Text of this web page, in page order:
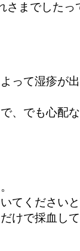
さまでしたっ
って湿疹が
、でも心配
てください
けで採血して